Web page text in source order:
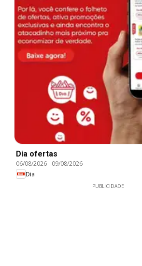
Dia ofertas
06/08/2026- 09/08/2026
Dia
PUBLICIDADE